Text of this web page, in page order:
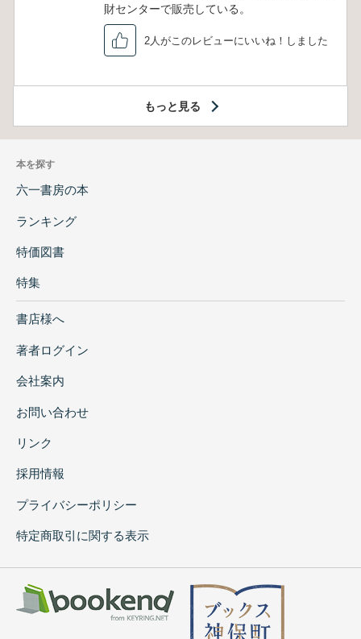
財センターで販売している。
2人がこのレビューにいいね！しました
もっと見る
本を探す
六一書房の本
ランキング
特価図書
特集
書店様へ
著者ログイン
会社案内
お問い合わせ
リンク
採用情報
プライバシーポリシー
特定商取引に関する表示